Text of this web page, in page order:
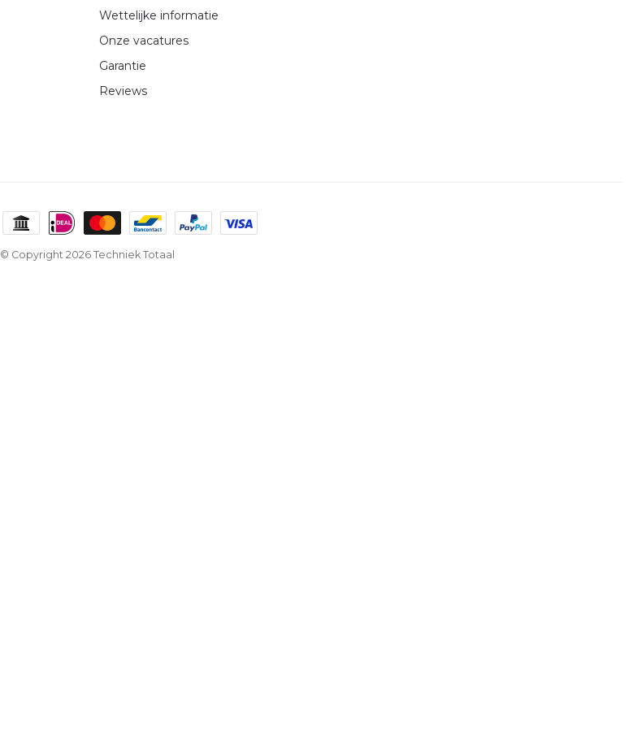
Wettelijke informatie
Onze vacatures
Garantie
Reviews
© Copyright 2026 Techniek Totaal